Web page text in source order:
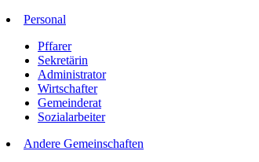
Personal
Pffarer
Sekretärin
Administrator
Wirtschafter
Gemeinderat
Sozialarbeiter
Andere Gemeinschaften